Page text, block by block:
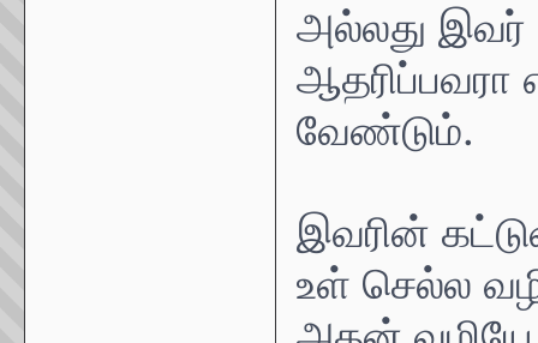
அல்லது இவர்
வேண்டும்.
இவரின்
உள் செல்ல